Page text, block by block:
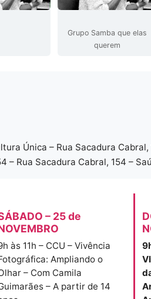
Grupo Samba que elas
querem
Única – Rua Sacadura Cabral,
– Rua Sacadura Cabral, 154 –
– 25 de
às 11h – CCU – Vivência
Ampliando o
– Com Camila
– A partir de 14